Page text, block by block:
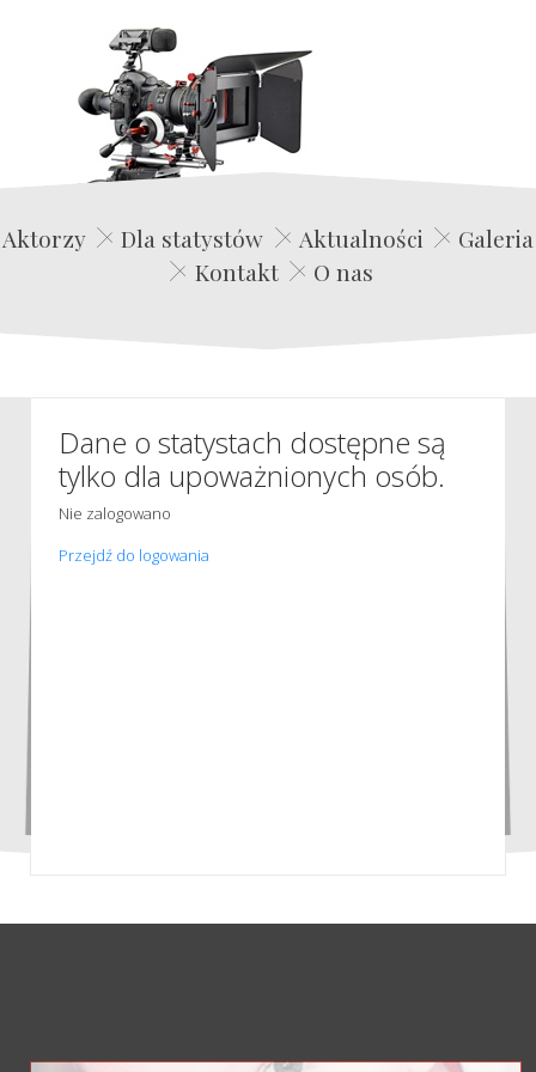
Edwin Film Agencja Aktorska
Aktorzy Dla statystów Aktualności
Galeria
Kontakt
O nas
Dane o statystach dostępne są
tylko dla upoważnionych osób.
Nie zalogowano
Przejdź do logowania